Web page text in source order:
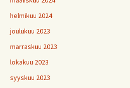
helmikuu 2024
joulukuu 2023
marraskuu 2023
lokakuu 2023
syyskuu 2023